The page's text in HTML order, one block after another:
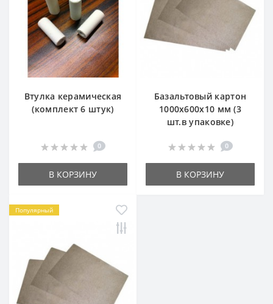
Втулка керамическая
(комплект 6 штук)
0
В КОРЗИНУ
Базальтовый картон
1000х600х10 мм (3
шт.в упаковке)
0
В КОРЗИНУ
Популярный